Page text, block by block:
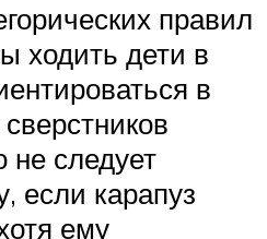
правил
ходить дети в
в
не следует
если карапуз
ему